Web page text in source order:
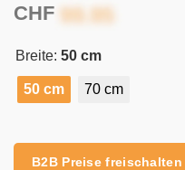
CHF
Breite: 50 cm
50 cm 70 cm
B2B Preise freischalten